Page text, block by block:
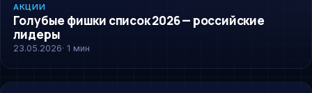
AKCII
АКЦИИ
Голубые фишки список 2026 — российские
лидеры
23.05.2026· 1 мин